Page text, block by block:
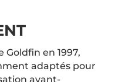
en 1997,
adaptés pour
avant-